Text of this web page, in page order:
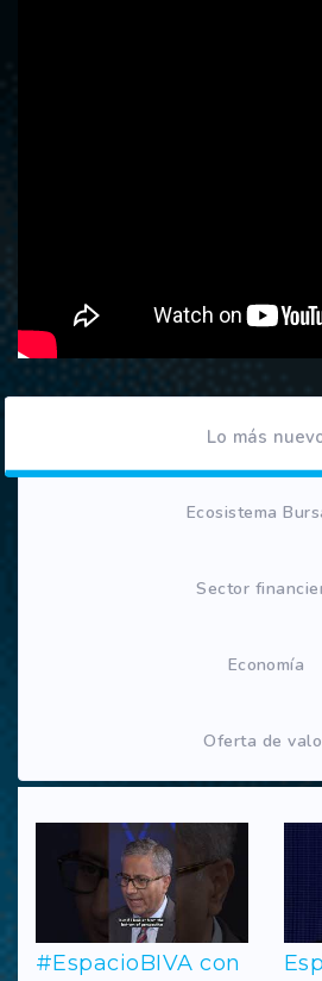
Lo más
Ecosistema
Sector
Economía
Oferta de
#EspacioBIVA con